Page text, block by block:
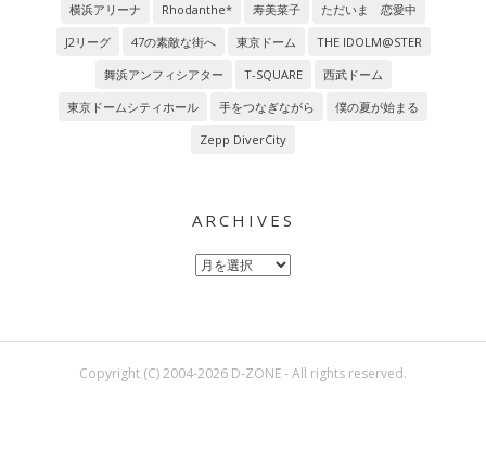
横浜アリーナ
Rhodanthe* 寿美菜子
ただいま 恋愛中
J2リーグ
47の素敵な街へ 東京ドーム
THE IDOLM@STER
舞浜アンフィシアター
T-SQUARE
西武ドーム
東京ドームシティホール
手をつなぎながら
僕の夏が始まる
Zepp DiverCity
ARCHIVES
Archives
Copyright (C) 2004-2026 D-ZONE - All rights reserved.